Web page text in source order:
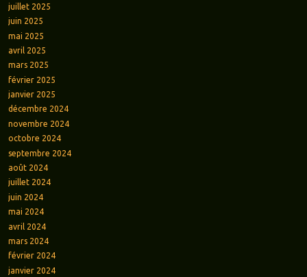
juillet 2025
juin 2025
mai 2025
avril 2025
mars 2025
février 2025
janvier 2025
décembre 2024
novembre 2024
octobre 2024
septembre 2024
août 2024
juillet 2024
juin 2024
mai 2024
avril 2024
mars 2024
février 2024
janvier 2024